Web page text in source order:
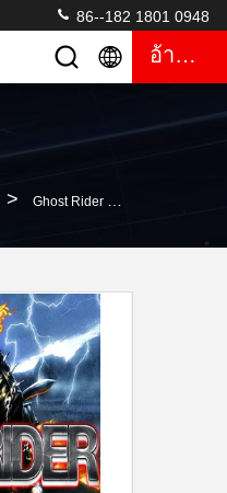
86--182 1801 0948
อ้างอิง
> Ghost Rider 8 Seaters Fishing Hunter Fish Table Software